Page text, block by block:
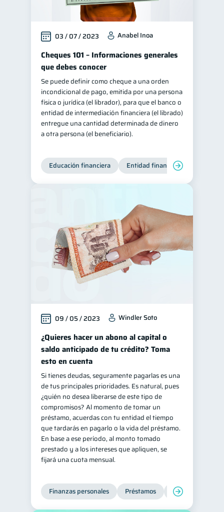
03 / 07 / 2023 Anabel Inoa
Cheques 101 – Informaciones generales
que debes conocer
Se puede definir como cheque a una orden
incondicional de pago, emitida por una persona
física o jurídica (el librador), para que el banco o
entidad de intermediación financiera (el librado)
entregue una cantidad determinada de dinero
a otra persona (el beneficiario).
Educación financiera Entidad financiera
09 / 05 / 2023 Windler Soto
¿Quieres hacer un abono al capital o
saldo anticipado de tu crédito? Toma
esto en cuenta
Si tienes deudas, seguramente pagarlas es una
de tus principales prioridades. Es natural, pues
¿quién no desea liberarse de este tipo de
compromisos? Al momento de tomar un
préstamo, acuerdas con tu entidad el tiempo
que tardarás en pagarlo o la vida del préstamo.
En base a ese período, al monto tomado
prestado y a los intereses que apliquen, se
fijará una cuota mensual.
Finanzas personales Préstamos Productos